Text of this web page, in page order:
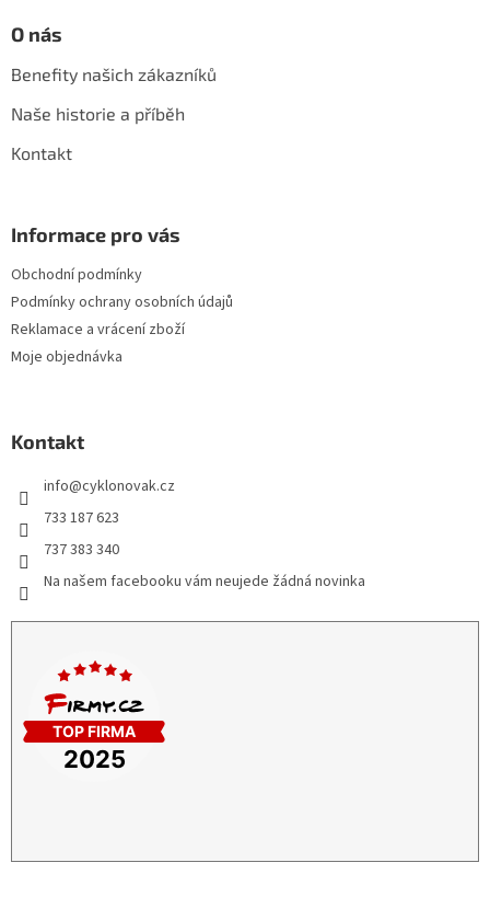
O nás
Benefity našich zákazníků
Naše historie a příběh
Kontakt
Informace pro vás
Obchodní podmínky
Podmínky ochrany osobních údajů
Reklamace a vrácení zboží
Moje objednávka
Kontakt
info@cyklonovak.cz
733 187 623
737 383 340
Na našem facebooku vám neujede žádná novinka